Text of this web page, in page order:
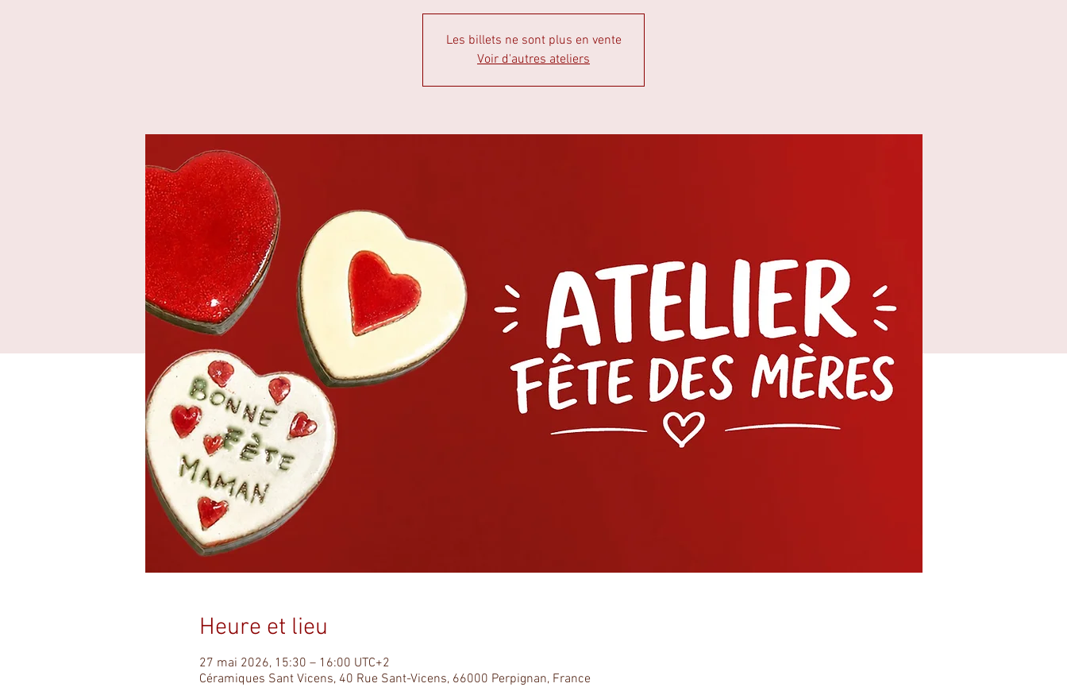
Les billets ne sont plus en vente
Voir d'autres ateliers
Heure et lieu
27 mai 2026, 15:30 – 16:00 UTC+2
Céramiques Sant Vicens, 40 Rue Sant-Vicens, 66000 Perpignan, France